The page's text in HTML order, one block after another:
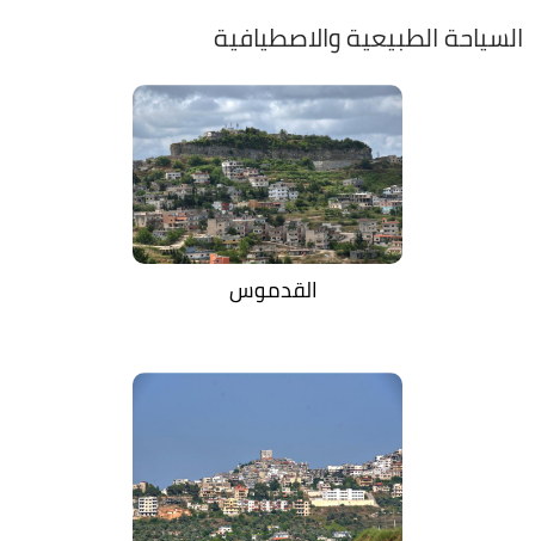
السياحة الطبيعية والاصطيافية
القدموس